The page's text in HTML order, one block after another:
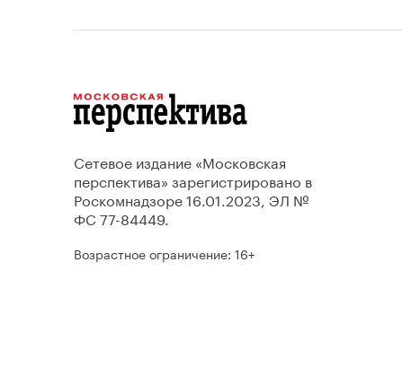
Сетевое издание «Московская
перспектива» зарегистрировано в
Роскомнадзоре 16.01.2023, ЭЛ №
ФС 77-84449.
Возрастное ограничение: 16+